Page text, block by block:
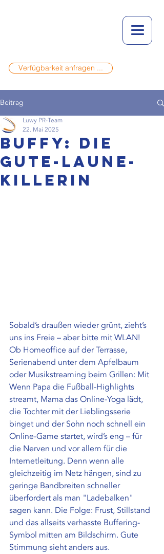
Verfügbarkeit anfragen ...
Beitrag
Buffy: die
Gute-Laune-
Killerin
Luwy PR-Team
22. Mai 2025
Sobald’s draußen wieder grünt, zieht’s
uns ins Freie – aber bitte mit WLAN!
Ob Homeoffice auf der Terrasse,
Serienabend unter dem Apfelbaum
oder Musikstreaming beim Grillen: Mit
Wenn Papa die Fußball-Highlights
streamt, Mama das Online-Yoga lädt,
die Tochter mit der Lieblingsserie
binget und der Sohn noch schnell ein
Online-Game startet, wird’s eng – für
die Nerven und vor allem für die
Internetleitung. Denn wenn alle
gleichzeitig im Netz hängen, sind zu
geringe Bandbreiten schneller
überfordert als man "Ladebalken"
sagen kann. Die Folge: Frust, Stillstand
und das allseits verhasste Buffering-
Symbol mitten am Bildschirm. Gute
Stimmung sieht anders aus.